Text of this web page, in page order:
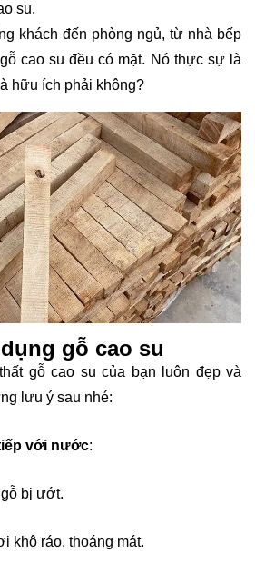
su.
khách đến phòng ngủ, từ nhà bếp
cao su đều có mặt. Nó thực sự là
hữu ích phải không?
gỗ cao su
gỗ cao su của bạn luôn đẹp và
lưu ý sau nhé:
với nước:
bị ướt.
khô ráo, thoáng mát.